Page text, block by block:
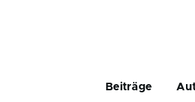
Beiträge